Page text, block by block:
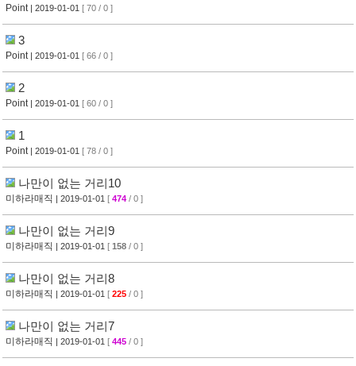
Point | 2019-01-01 [ 70 / 0 ]
3
Point | 2019-01-01 [ 66 / 0 ]
2
Point | 2019-01-01 [ 60 / 0 ]
1
Point | 2019-01-01 [ 78 / 0 ]
나만이 없는 거리10
미하라매직 | 2019-01-01 [ 474 / 0 ]
나만이 없는 거리9
미하라매직 | 2019-01-01 [ 158 / 0 ]
나만이 없는 거리8
미하라매직 | 2019-01-01 [ 225 / 0 ]
나만이 없는 거리7
미하라매직 | 2019-01-01 [ 445 / 0 ]